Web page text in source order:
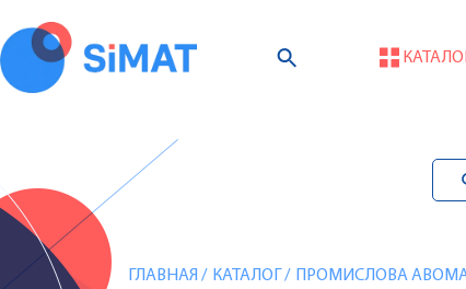
ГЛАВНАЯ / КАТАЛОГ / ПРОМИСЛОВА